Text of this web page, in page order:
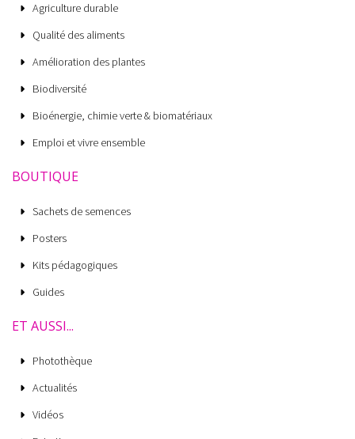
Agriculture durable
Qualité des aliments
Amélioration des plantes
Biodiversité
Bioénergie, chimie verte & biomatériaux
Emploi et vivre ensemble
BOUTIQUE
Sachets de semences
Posters
Kits pédagogiques
Guides
ET AUSSI...
Photothèque
Actualités
Vidéos